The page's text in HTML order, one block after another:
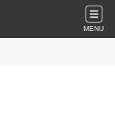
MENU